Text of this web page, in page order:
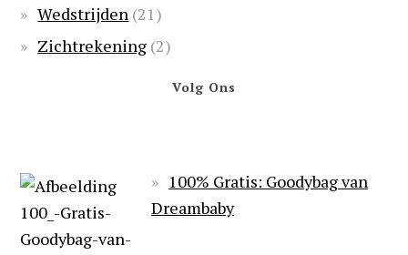
Wedstrijden (21)
Zichtrekening (2)
Volg Ons
100% Gratis: Goodybag van
Dreambaby